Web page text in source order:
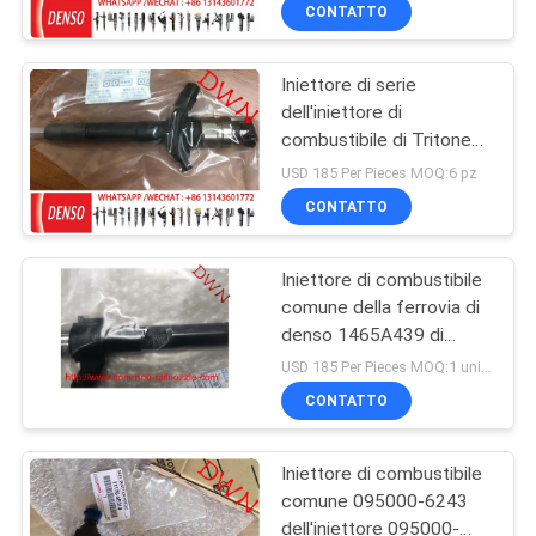
CONTROLLO
DI
QUALITÀ
CONTATTICI
RICHIEDA
UNA
CITAZIONE
DEL
SITO
CONTATTO
Iniettore di serie
dell'iniettore di
combustibile di Tritone
1465A041 DENSO
095000-5600
USD 185 Per Pieces MOQ:6 pz
CONTATTO
Iniettore di combustibile
comune della ferrovia di
denso 1465A439 di
DENSO Denso Assy
Diesel DENSO per il
motore di MITSUBISHI
USD 185 Per Pieces MOQ:1 unità
CONTATTO
Iniettore di combustibile
comune 095000-6243
dell'iniettore 095000-